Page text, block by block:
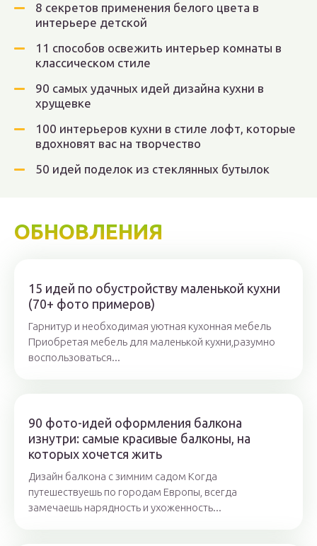
8 секретов применения белого цвета в
интерьере детской
11 способов освежить интерьер комнаты в
классическом стиле
90 самых удачных идей дизайна кухни в
хрущевке
100 интерьеров кухни в стиле лофт, которые
вдохновят вас на творчество
50 идей поделок из стеклянных бутылок
ОБНОВЛЕНИЯ
15 идей по обустройству маленькой кухни
(70+ фото примеров)
Гарнитур и необходимая уютная кухонная мебель
Приобретая мебель для маленькой кухни,разумно
воспользоваться...
90 фото-идей оформления балкона
изнутри: самые красивые балконы, на
которых хочется жить
Дизайн балкона с зимним садом Когда
путешествуешь по городам Европы, всегда
замечаешь нарядность и ухоженность...